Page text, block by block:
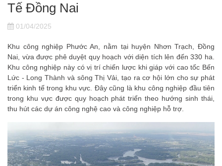
Tế Đồng Nai
01/04/2025
Khu công nghiệp Phước An, nằm tại huyện Nhơn Trạch, Đồng
Nai, vừa được phê duyệt quy hoạch với diện tích lên đến 330 ha.
Khu công nghiệp này có vị trí chiến lược khi giáp với cao tốc Bến
Lức - Long Thành và sông Thị Vải, tạo ra cơ hội lớn cho sự phát
triển kinh tế trong khu vực. Đây cũng là khu công nghiệp đầu tiên
trong khu vực được quy hoạch phát triển theo hướng sinh thái,
thu hút các dự án công nghệ cao và công nghiệp hỗ trợ.